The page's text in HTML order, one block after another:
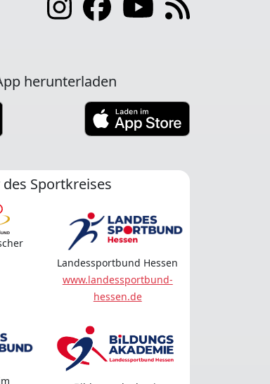
herunterladen
Sportkreises
Landessportbund Hessen
www.landessportbund-
hessen.de